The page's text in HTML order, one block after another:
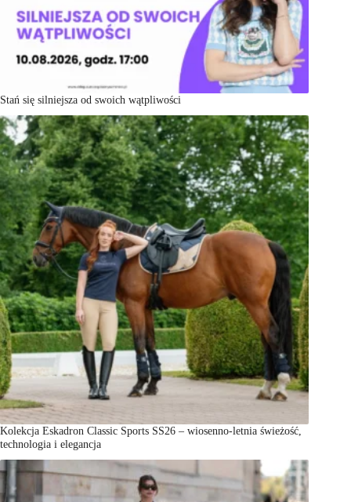
Stań się silniejsza od swoich wątpliwości
Kolekcja Eskadron Classic Sports SS26 – wiosenno-letnia świeżość,
technologia i elegancja